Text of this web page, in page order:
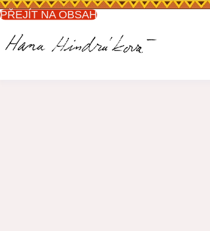
PŘEJÍT NA OBSAH